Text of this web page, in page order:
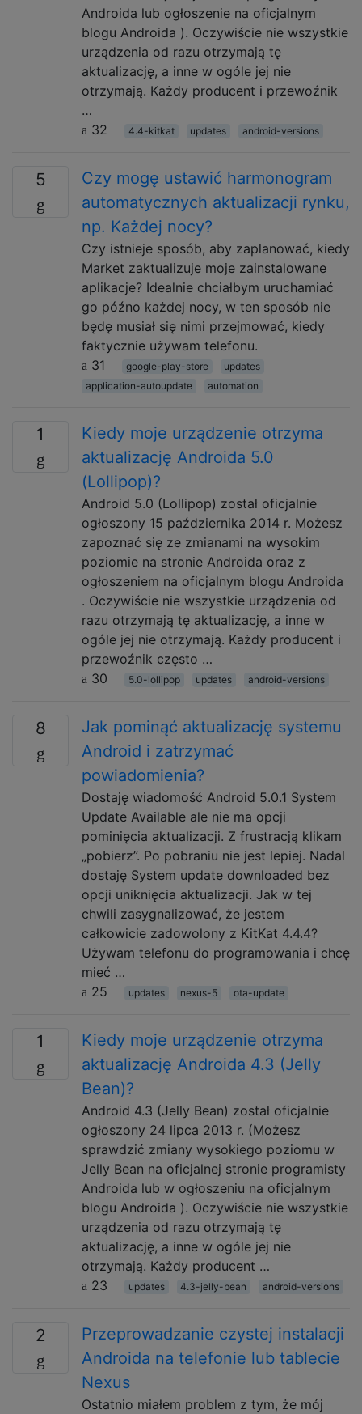
Androida lub ogłoszenie na oficjalnym
blogu Androida ). Oczywiście nie wszystkie
urządzenia od razu otrzymają tę
aktualizację, a inne w ogóle jej nie
otrzymają. Każdy producent i przewoźnik
…
32
4.4-kitkat updates android-versions
5
Czy mogę ustawić harmonogram
automatycznych aktualizacji rynku,
np. Każdej nocy?
Czy istnieje sposób, aby zaplanować, kiedy
Market zaktualizuje moje zainstalowane
aplikacje? Idealnie chciałbym uruchamiać
go późno każdej nocy, w ten sposób nie
będę musiał się nimi przejmować, kiedy
faktycznie używam telefonu.
31
google-play-store
updates
application-autoupdate
automation
1
Kiedy moje urządzenie otrzyma
aktualizację Androida 5.0
(Lollipop)?
Android 5.0 (Lollipop) został oficjalnie
ogłoszony 15 października 2014 r. Możesz
zapoznać się ze zmianami na wysokim
poziomie na stronie Androida oraz z
ogłoszeniem na oficjalnym blogu Androida
. Oczywiście nie wszystkie urządzenia od
razu otrzymają tę aktualizację, a inne w
ogóle jej nie otrzymają. Każdy producent i
przewoźnik często …
30
5.0-lollipop updates android-versions
8
Jak pominąć aktualizację systemu
Android i zatrzymać
powiadomienia?
Dostaję wiadomość Android 5.0.1 System
Update Available ale nie ma opcji
pominięcia aktualizacji. Z frustracją klikam
„pobierz”. Po pobraniu nie jest lepiej. Nadal
dostaję System update downloaded bez
opcji uniknięcia aktualizacji. Jak w tej
chwili zasygnalizować, że jestem
całkowicie zadowolony z KitKat 4.4.4?
Używam telefonu do programowania i chcę
mieć …
25
updates nexus-5 ota-update
1
Kiedy moje urządzenie otrzyma
aktualizację Androida 4.3 (Jelly
Bean)?
Android 4.3 (Jelly Bean) został oficjalnie
ogłoszony 24 lipca 2013 r. (Możesz
sprawdzić zmiany wysokiego poziomu w
Jelly Bean na oficjalnej stronie programisty
Androida lub w ogłoszeniu na oficjalnym
blogu Androida ). Oczywiście nie wszystkie
urządzenia od razu otrzymają tę
aktualizację, a inne w ogóle jej nie
otrzymają. Każdy producent …
23
updates 4.3-jelly-bean android-versions
2
Przeprowadzanie czystej instalacji
Androida na telefonie lub tablecie
Nexus
Ostatnio miałem problem z tym, że mój